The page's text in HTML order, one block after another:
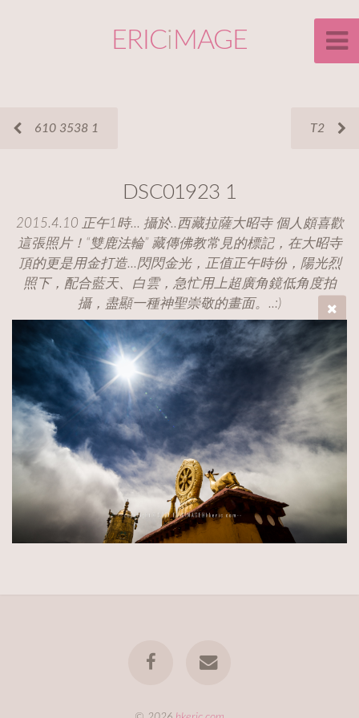
ERICi MAGE
610 3538 1 T2
DSC01923 1
2015.4.10 正午1時... 攝於..西藏拉薩大昭寺 個人頗喜歡
這張照片！“雙鹿法輪” 藏傳佛教常見的標記，在大昭寺
頂的更是用金打造...閃閃金光，正值正午時份，陽光烈
照下，配合藍天、白雲，急忙用上超廣角鏡低角度拍
攝，盡顯一種神聖崇敬的畫面。..:)